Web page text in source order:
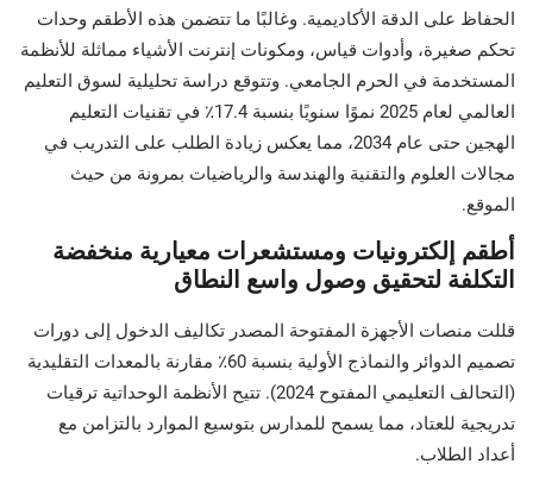
الحفاظ على الدقة الأكاديمية. وغالبًا ما تتضمن هذه الأطقم وحدات
تحكم صغيرة، وأدوات قياس، ومكونات إنترنت الأشياء مماثلة للأنظمة
المستخدمة في الحرم الجامعي. وتتوقع دراسة تحليلية لسوق التعليم
العالمي لعام 2025 نموًا سنويًا بنسبة 17.4٪ في تقنيات التعليم
الهجين حتى عام 2034، مما يعكس زيادة الطلب على التدريب في
مجالات العلوم والتقنية والهندسة والرياضيات بمرونة من حيث
الموقع.
أطقم إلكترونيات ومستشعرات معيارية منخفضة
التكلفة لتحقيق وصول واسع النطاق
قللت منصات الأجهزة المفتوحة المصدر تكاليف الدخول إلى دورات
تصميم الدوائر والنماذج الأولية بنسبة 60٪ مقارنة بالمعدات التقليدية
(التحالف التعليمي المفتوح 2024). تتيح الأنظمة الوحداتية ترقيات
تدريجية للعتاد، مما يسمح للمدارس بتوسيع الموارد بالتزامن مع
أعداد الطلاب.